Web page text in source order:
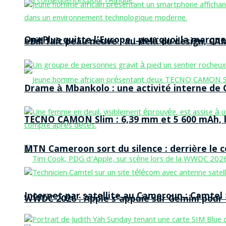
OnePlus quitte l’Europe : pourquoi la
TECNO CAMON Slim : 6,39 mm et 5 600
WWDC 2026 : Apple s’appuie sur Gemini
eBill fait peau neuve : au-delà du design,
Drame à Mbankolo : une activité interne de
MTN Cameroon sort du silence : derrière le
Internet par satellite au Cameroun :